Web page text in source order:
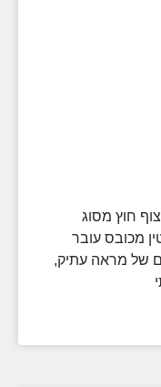
חוץ מסוג
מכובס עובר
של מראה עתיק,